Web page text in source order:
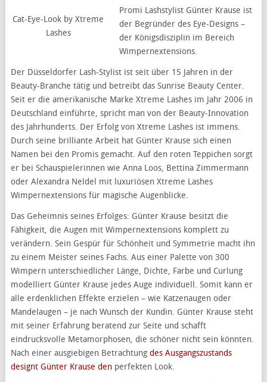
Cat-Eye-Look by Xtreme
Lashes
Promi Lashstylist Günter Krause ist
der Begründer des Eye-Designs –
der Königsdisziplin im Bereich
Wimpernextensions.
Der Düsseldorfer Lash-Stylist ist seit über 15 Jahren in der
Beauty-Branche tätig und betreibt das Sunrise Beauty Center.
Seit er die amerikanische Marke Xtreme Lashes im Jahr 2006 in
Deutschland einführte, spricht man von der Beauty-Innovation
des Jahrhunderts. Der Erfolg von Xtreme Lashes ist immens.
Durch seine brilliante Arbeit hat Günter Krause sich einen
Namen bei den Promis gemacht. Auf den roten Teppichen sorgt
er bei Schauspielerinnen wie Anna Loos, Bettina Zimmermann
oder Alexandra Neldel mit luxuriösen Xtreme Lashes
Wimpernextensions für magische Augenblicke.
Das Geheimnis seines Erfolges: Günter Krause besitzt die
Fähigkeit, die Augen mit Wimpernextensions komplett zu
verändern. Sein Gespür für Schönheit und Symmetrie macht ihn
zu einem Meister seines Fachs. Aus einer Palette von 300
Wimpern unterschiedlicher Länge, Dichte, Farbe und Curlung
modelliert Günter Krause jedes Auge individuell. Somit kann er
alle erdenklichen Effekte erzielen – wie Katzenaugen oder
Mandelaugen – je nach Wunsch der Kundin. Günter Krause steht
mit seiner Erfahrung beratend zur Seite und schafft
eindrucksvolle Metamorphosen, die schöner nicht sein könnten.
Nach einer ausgiebigen Betrachtung des Ausgangszustands
designt Günter Krause denperfekten Look.